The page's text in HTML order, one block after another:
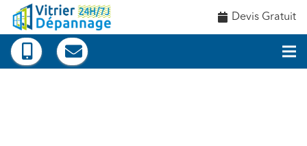
Devis Gratuit